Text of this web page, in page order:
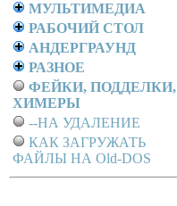
МУЛЬТИМЕДИА
РАБОЧИЙ СТОЛ
АНДЕРГРАУНД
РАЗНОЕ
ФЕЙКИ, ПОДДЕЛКИ,
ХИМЕРЫ
--НА УДАЛЕНИЕ
КАК ЗАГРУЖАТЬ
ФАЙЛЫ НА Old-DOS